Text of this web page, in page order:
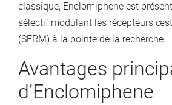
classique, Enclomiphene est
sélectif modulant les récepteurs
(SERM) à la pointe de la recherche.
Avantages
d’Enclomiphene